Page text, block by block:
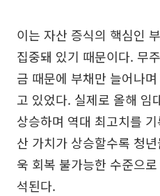
이는 자산 증식의 핵심인
집중돼 있기 때문이다. 무
금 때문에 부채만 늘어나
고 있었다. 실제로 올해 임
상승하며 역대 최고치를
산 가치가 상승할수록 청
욱 회복 불가능한 수준으
석된다.